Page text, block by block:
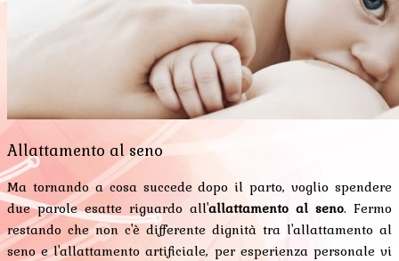
Allattamento al seno
Ma tornando a cosa succede dopo il parto, voglio spendere
due parole esatte riguardo all'allattamento al seno. Fermo
restando che non c'è differente dignità tra l'allattamento al
seno e l'allattamento artificiale, per esperienza personale vi